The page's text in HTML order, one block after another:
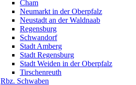
Cham
Neumarkt in der Oberpfalz
Neustadt an der Waldnaab
Regensburg
Schwandorf
Stadt Amberg
Stadt Regensburg
Stadt Weiden in der Oberpfalz
Tirschenreuth
Rbz. Schwaben